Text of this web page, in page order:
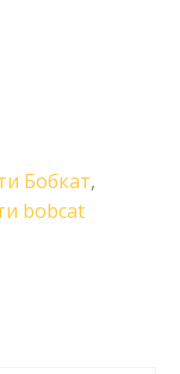
Бобкат,
bobcat